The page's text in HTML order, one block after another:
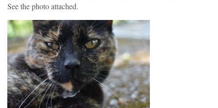
See the photo attached.